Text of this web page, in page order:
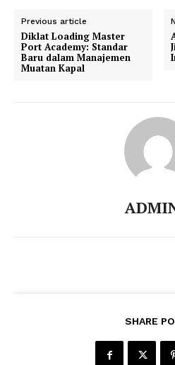
Previous article
Diklat Loading Master
Port Academy: Standar
Baru dalam Manajemen
Muatan Kapal
SHARE